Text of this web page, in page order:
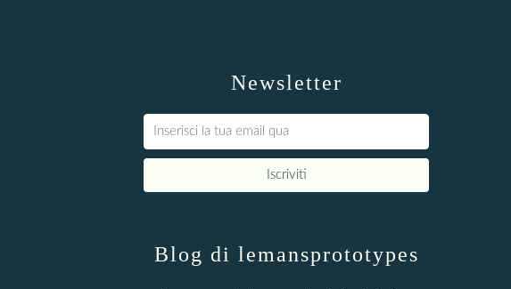
Newsletter
Blog di lemansprototypes